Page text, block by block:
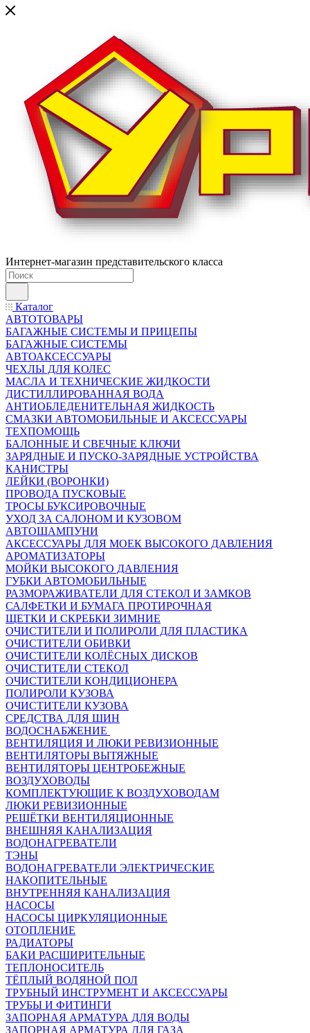
Интернет-магазин представительского класса
Каталог
АВТОТОВАРЫ
БАГАЖНЫЕ СИСТЕМЫ И ПРИЦЕПЫ
БАГАЖНЫЕ СИСТЕМЫ
АВТОАКСЕССУАРЫ
ЧЕХЛЫ ДЛЯ КОЛЕС
МАСЛА И ТЕХНИЧЕСКИЕ ЖИДКОСТИ
ДИСТИЛЛИРОВАННАЯ ВОДА
АНТИОБЛЕДЕНИТЕЛЬНАЯ ЖИДКОСТЬ
СМАЗКИ АВТОМОБИЛЬНЫЕ И АКСЕССУАРЫ
ТЕХПОМОЩЬ
БАЛОННЫЕ И СВЕЧНЫЕ КЛЮЧИ
ЗАРЯДНЫЕ И ПУСКО-ЗАРЯДНЫЕ УСТРОЙСТВА
КАНИСТРЫ
ЛЕЙКИ (ВОРОНКИ)
ПРОВОДА ПУСКОВЫЕ
ТРОСЫ БУКСИРОВОЧНЫЕ
УХОД ЗА САЛОНОМ И КУЗОВОМ
АВТОШАМПУНИ
АКСЕССУАРЫ ДЛЯ МОЕК ВЫСОКОГО ДАВЛЕНИЯ
АРОМАТИЗАТОРЫ
МОЙКИ ВЫСОКОГО ДАВЛЕНИЯ
ГУБКИ АВТОМОБИЛЬНЫЕ
РАЗМОРАЖИВАТЕЛИ ДЛЯ СТЕКОЛ И ЗАМКОВ
САЛФЕТКИ И БУМАГА ПРОТИРОЧНАЯ
ЩЕТКИ И СКРЕБКИ ЗИМНИЕ
ОЧИСТИТЕЛИ И ПОЛИРОЛИ ДЛЯ ПЛАСТИКА
ОЧИСТИТЕЛИ ОБИВКИ
ОЧИСТИТЕЛИ КОЛЁСНЫХ ДИСКОВ
ОЧИСТИТЕЛИ СТЕКОЛ
ОЧИСТИТЕЛИ КОНДИЦИОНЕРА
ПОЛИРОЛИ КУЗОВА
ОЧИСТИТЕЛИ КУЗОВА
СРЕДСТВА ДЛЯ ШИН
ВОДОСНАБЖЕНИЕ
ВЕНТИЛЯЦИЯ И ЛЮКИ РЕВИЗИОННЫЕ
ВЕНТИЛЯТОРЫ ВЫТЯЖНЫЕ
ВЕНТИЛЯТОРЫ ЦЕНТРОБЕЖНЫЕ
ВОЗДУХОВОДЫ
КОМПЛЕКТУЮЩИЕ К ВОЗДУХОВОДАМ
ЛЮКИ РЕВИЗИОННЫЕ
РЕШЁТКИ ВЕНТИЛЯЦИОННЫЕ
ВНЕШНЯЯ КАНАЛИЗАЦИЯ
ВОДОНАГРЕВАТЕЛИ
ТЭНЫ
ВОДОНАГРЕВАТЕЛИ ЭЛЕКТРИЧЕСКИЕ
НАКОПИТЕЛЬНЫЕ
ВНУТРЕННЯЯ КАНАЛИЗАЦИЯ
НАСОСЫ
НАСОСЫ ЦИРКУЛЯЦИОННЫЕ
ОТОПЛЕНИЕ
РАДИАТОРЫ
БАКИ РАСШИРИТЕЛЬНЫЕ
ТЕПЛОНОСИТЕЛЬ
ТЁПЛЫЙ ВОДЯНОЙ ПОЛ
ТРУБНЫЙ ИНСТРУМЕНТ И АКСЕССУАРЫ
ТРУБЫ И ФИТИНГИ
ЗАПОРНАЯ АРМАТУРА ДЛЯ ВОДЫ
ЗАПОРНАЯ АРМАТУРА ДЛЯ ГАЗА